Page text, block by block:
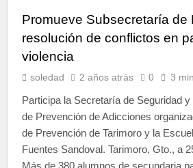
Promueve Subsecretaría de
resolución de conflictos en
violencia
soledad 2 años atrás 0 3
Participa la Secretaría de Seguridad
de Prevención de Adicciones
de Prevención de Tarimoro y la
Fuentes Sandoval. Tarimoro, Gto., a
Más de 380 alumnos de secundaria